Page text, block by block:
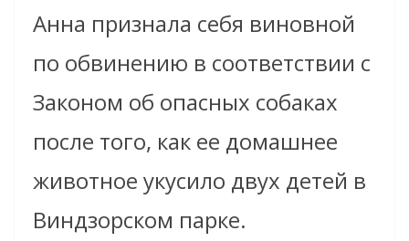
Анна признала себя виновной
по обвинению в соответствии с
Законом об опасных собаках
после того, как ее домашнее
животное укусило двух детей в
Виндзорском парке.